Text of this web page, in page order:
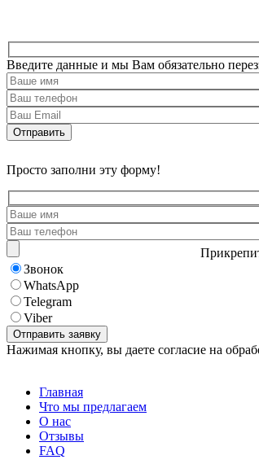
Введите данные и мы Вам обязательно
Просто заполни эту форму!
Звонок
WhatsApp
Telegram
Viber
Нажимая кнопку, вы даете согласие на
Главная
Что мы предлагаем
О нас
Отзывы
FAQ